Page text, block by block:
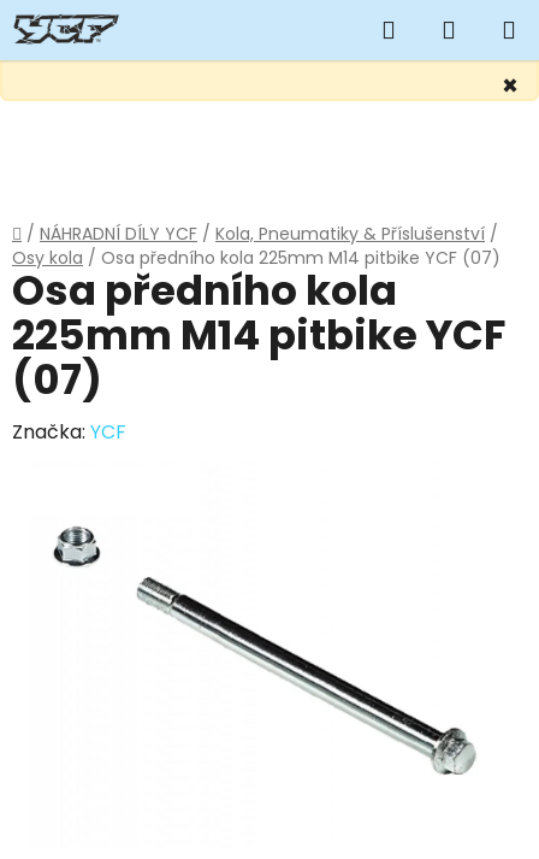
×
Hledat
KOŠÍK
Domů
/ NÁHRADNÍ DÍLY YCF / Kola, Pneumatiky & Příslušenství /
Osy kola / Osa předního kola 225mm M14 pitbike YCF (07)
Osa předního kola
225mm M14 pitbike YCF
(07)
Značka: YCF